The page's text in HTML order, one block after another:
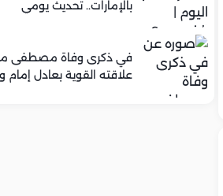
بالإمارات.. تحديث يومي
في ذكرى وفاة مصطفى
علاقته القوية بعادل إمام